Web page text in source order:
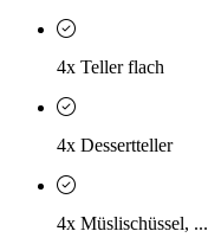
4x Teller flach
4x Dessertteller
4x Müslischüssel, ...